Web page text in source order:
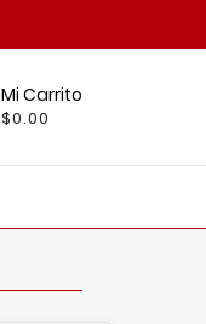
Mi Carrito
$0.00